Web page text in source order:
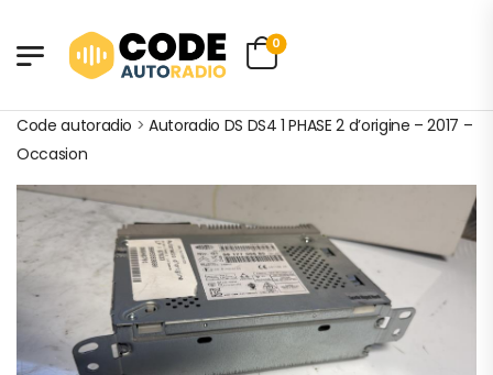
0
Code autoradio >Autoradio DS DS4 1 PHASE 2 d’origine – 2017 –
Occasion